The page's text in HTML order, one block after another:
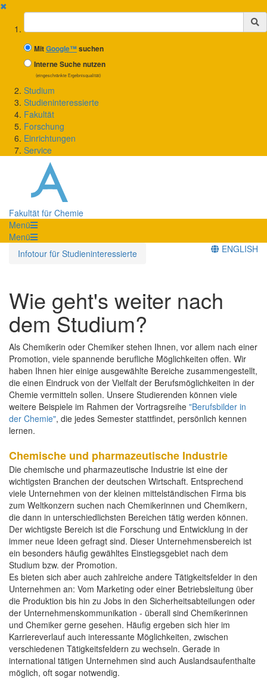
✖
Suchbegriff
MitGoogle™suchen
Interne Suche nutzen
(eingeschränkte Ergebnisqualität)
Studium
Studieninteressierte
Fakultät
Forschung
Einrichtungen
Service
Fakultät für Chemie
Menü
Menü
Infotour für Studieninteressierte
ENGLISH
Wie geht's weiter nach
dem Studium?
Als Chemikerin oder Chemiker stehen Ihnen, vor allem nach einer
Promotion, viele spannende berufliche Möglichkeiten offen. Wir
haben Ihnen hier einige ausgewählte Bereiche zusammengestellt,
die einen Eindruck von der Vielfalt der Berufsmöglichkeiten in der
Chemie vermitteln sollen. Unsere Studierenden können viele
weitere Beispiele im Rahmen der Vortragsreihe "Berufsbilder in
der Chemie", die jedes Semester stattfindet, persönlich kennen
lernen.
Chemische und pharmazeutische Industrie
Die chemische und pharmazeutische Industrie ist eine der
wichtigsten Branchen der deutschen Wirtschaft. Entsprechend
viele Unternehmen von der kleinen mittelständischen Firma bis
zum Weltkonzern suchen nach Chemikerinnen und Chemikern,
die dann in unterschiedlichsten Bereichen tätig werden können.
Der wichtigste Bereich ist die Forschung und Entwicklung in der
immer neue Ideen gefragt sind. Dieser Unternehmensbereich ist
ein besonders häufig gewähltes Einstiegsgebiet nach dem
Studium bzw. der Promotion.
Es bieten sich aber auch zahlreiche andere Tätigkeitsfelder in den
Unternehmen an: Vom Marketing oder einer Betriebsleitung über
die Produktion bis hin zu Jobs in den Sicherheitsabteilungen oder
der Unternehmenskommunikation - überall sind Chemikerinnen
und Chemiker gerne gesehen. Häufig ergeben sich hier im
Karriereverlauf auch interessante Möglichkeiten, zwischen
verschiedenen Tätigkeitsfeldern zu wechseln. Gerade in
international tätigen Unternehmen sind auch Auslandsaufenthalte
möglich, oft sogar notwendig.